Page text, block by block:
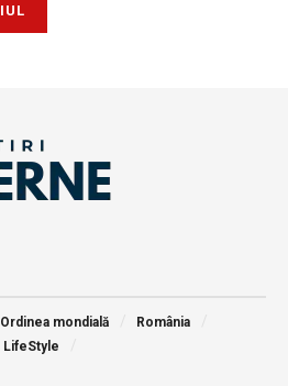
Ordinea mondială
România
LifeStyle